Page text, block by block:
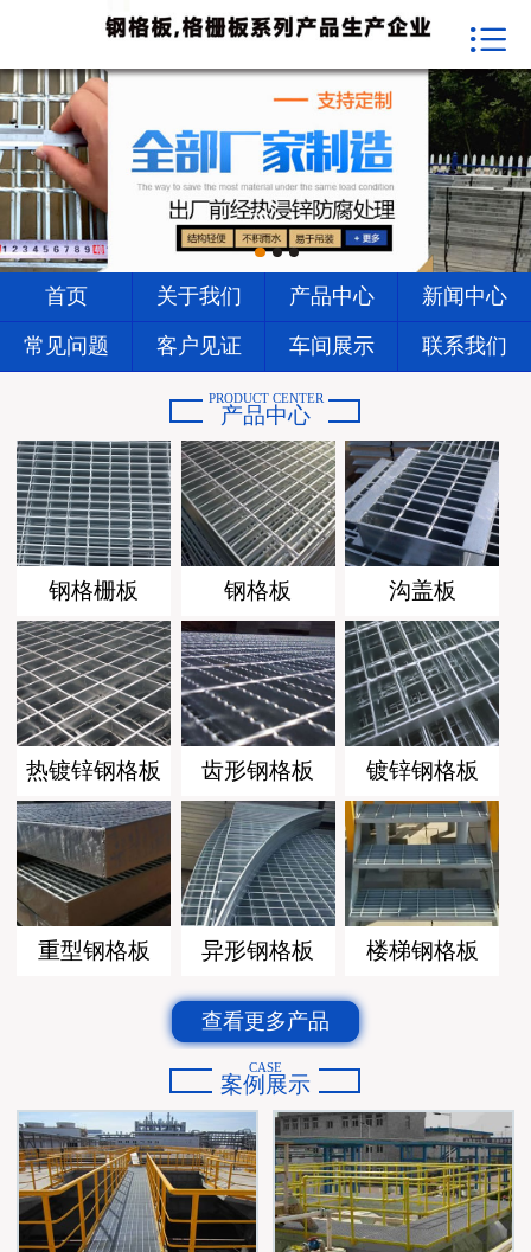
 首页
关于我们
产品中心
新闻中心
常见问题
客户见证
联系我们

首页 关于我们 产品中心 新闻中心
常见问题 客户见证 车间展示 联系我们
PRODUCT CENTER
产品中心
钢格栅板 钢格板 沟盖板
热镀锌钢格板 齿形钢格板 镀锌钢格板
重型钢格板 异形钢格板 楼梯钢格板
查看更多产品
CASE
案例展示